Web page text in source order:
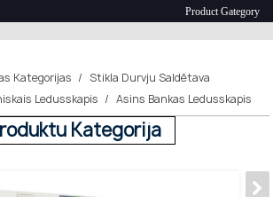
Kategorijas
Stikla Durvju Saldētava
Ledusskapis Asins Bankas Ledusskapis
Kategorija